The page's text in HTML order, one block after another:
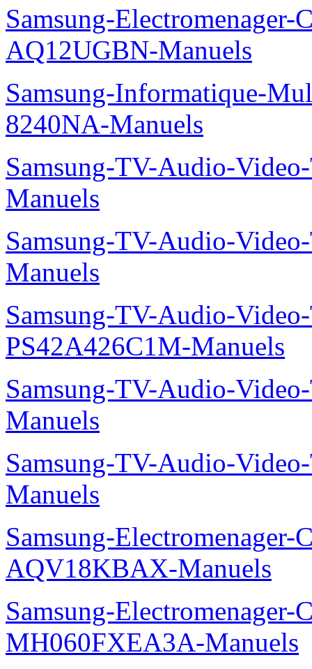
Samsung-Electromenager-
AQ12UGBN-Manuels
Samsung-Informatique-
8240NA-Manuels
Samsung-TV-Audio-
Manuels
Samsung-TV-Audio-
Manuels
Samsung-TV-Audio-
PS42A426C1M-Manuels
Samsung-TV-Audio-
Manuels
Samsung-TV-Audio-
Manuels
Samsung-Electromenager-
AQV18KBAX-Manuels
Samsung-Electromenager-
MH060FXEA3A-Manuels